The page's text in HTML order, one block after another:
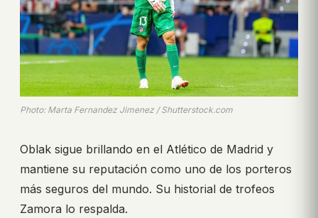
Photo: Marta Fernandez Jimenez / Shutterstock.com
Oblak sigue brillando en el Atlético de Madrid y
mantiene su reputación como uno de los porteros
más seguros del mundo. Su historial de trofeos
Zamora lo respalda.